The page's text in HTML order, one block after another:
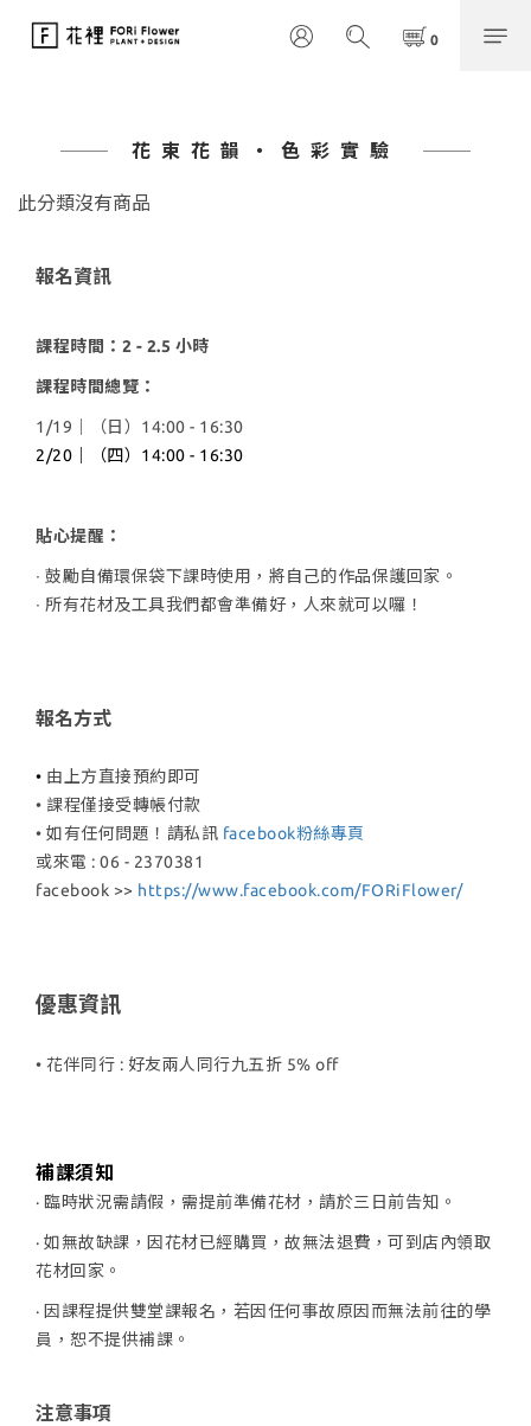
花束花韻・色彩實驗
此分類沒有商品
報名資訊
課程時間：2 - 2.5 小時
課程時間總覽：
1/19｜（日）14:00 - 16:30
2/20｜（四）14:00 - 16:30
貼心提醒：
∙ 鼓勵自備環保袋下課時使用，將自己的作品保護回家。
∙ 所有花材及工具我們都會準備好，人來就可以囉！
報名方式
• 由上方直接預約即可
• 課程僅接受轉帳付款
• 如有任何問題 ！請私訊 facebook粉絲專頁
或來電 : 06 - 2370381
facebook >> https://www.facebook.com/FORiFlower/
優惠資訊
• 花伴同行 : 好友兩人同行九五折 5% off
補課須知
· 臨時狀況需請假，需提前準備花材，請於三日前告知。
· 如無故缺課，因花材已經購買，故無法退費，可到店內領取
花材回家。
· 因課程提供雙堂課報名，若因任何事故原因而無法前往的學
員，恕不提供補課。
注意事項